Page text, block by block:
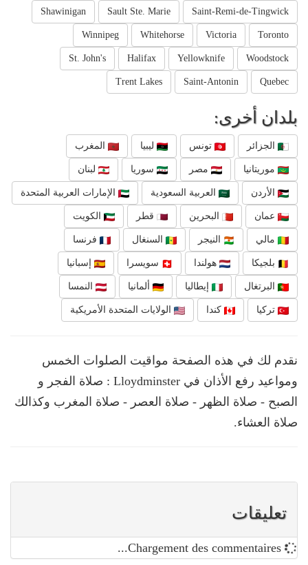
Saint-Remi-de-Tingwick
Sault Ste. Marie
Shawinigan
Toronto
Victoria
Whitehorse
Winnipeg
Woodstock
Yellowknife
Halifax
St. John's
Quebec
Saint-Antonin
Trent Lakes
بلدان أخرى:
الجزائر تونس ليبيا المغرب
موريتانيا مصر سوريا لبنان
الأردن العربية السعودية الإمارات العربية المتحدة
عمان البحرين قطر الكويت
مالي النيجر السنغال فرنسا
بلجيكا هولندا سويسرا إسبانيا
البرتغال إيطاليا ألمانيا النمسا
تركيا كندا الولايات المتحدة الأمريكية
نقدم لك في هذه الصفحة مواقيت الصلوات الخمس
ومواعيد رفع الأذان في Lloydminster : صلاة الفجر و
الصبح - صلاة الظهر - صلاة العصر - صلاة المغرب وكذالك
صلاة العشاء.
تعليقات